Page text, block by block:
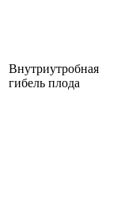
Внутриутробная
гибель плода